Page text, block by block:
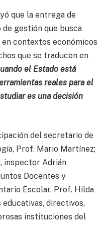
que la entrega de
de gestión que busca
contextos económicos
que se traducen en
el Estado está
reales para el
es una decisión
del secretario de
Prof. Mario Martínez;
inspector Adrián
Docentes y
Escolar, Prof. Hilda
educativas, directivos,
instituciones del